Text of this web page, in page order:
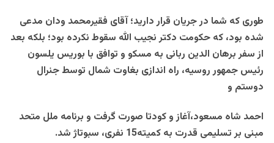
طوری که شما در جريان قرار داريد؛ آقای فقيرمحمد ودان مدعی
شده بود، که حکومت دکتر نجيب الله سقوط نکرده بود؛ بلکه بعد
از سفر برهان الدين ربانی به مسکو و توافق با بوريس يلسون
رئيس جمهور روسيه، راه اندازی بغاوت شمال توسط جنرال
دوستم و
احمد شاه مسعود،آغاز و کودتا صورت گرفت و برنامه ملل متحد
مبنی بر تسليمی قدرت به کميته15 نفری، سبوتاژ شد.